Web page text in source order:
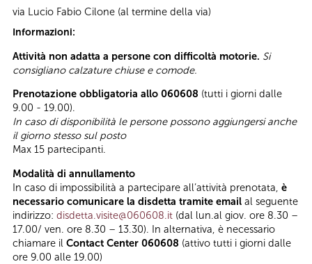
via Lucio Fabio Cilone (al termine della via)
Informazioni:
Attività non adatta a persone con difficoltà motorie. Si
consigliano calzature chiuse e comode.
Prenotazione obbligatoria allo 060608 (tutti i giorni dalle
9.00 - 19.00).
In caso di disponibilità le persone possono aggiungersi anche
il giorno stesso sul posto
Max 15 partecipanti.
Modalità di annullamento
In caso di impossibilità a partecipare all’attività prenotata, è
necessario comunicare la disdetta tramite email al seguente
indirizzo: disdetta.visite@060608.it (dal lun.al giov. ore 8.30 –
17.00/ ven. ore 8.30 – 13.30). In alternativa, è necessario
chiamare il Contact Center 060608 (attivo tutti i giorni dalle
ore 9.00 alle 19.00)